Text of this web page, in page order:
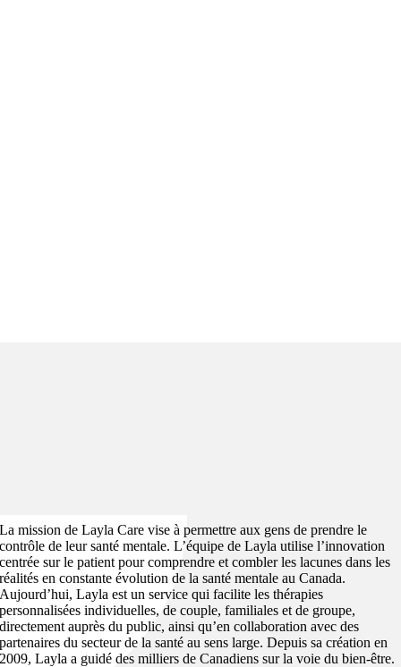
La mission de Layla Care vise à permettre aux gens de prendre le
contrôle de leur santé mentale. L’équipe de Layla utilise l’innovation
centrée sur le patient pour comprendre et combler les lacunes dans les
réalités en constante évolution de la santé mentale au Canada.
Aujourd’hui, Layla est un service qui facilite les thérapies
personnalisées individuelles, de couple, familiales et de groupe,
directement auprès du public, ainsi qu’en collaboration avec des
partenaires du secteur de la santé au sens large. Depuis sa création en
2009, Layla a guidé des milliers de Canadiens sur la voie du bien-être.